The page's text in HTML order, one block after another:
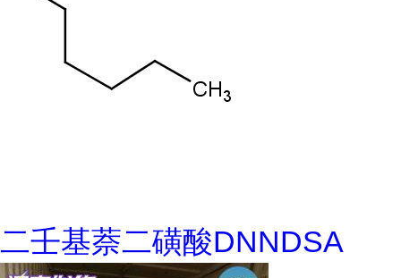
二壬基萘二磺酸DNNDSA